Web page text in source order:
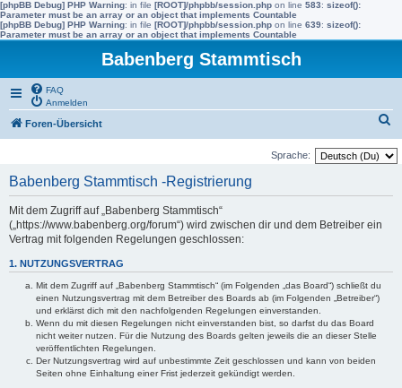
[phpBB Debug] PHP Warning: in file [ROOT]/phpbb/session.php on line 583: sizeof():
Parameter must be an array or an object that implements Countable
[phpBB Debug] PHP Warning: in file [ROOT]/phpbb/session.php on line 639: sizeof():
Parameter must be an array or an object that implements Countable
Babenberg Stammtisch
FAQ
Anmelden
Foren-Übersicht
c
Sprache:
Babenberg Stammtisch -Registrierung
Mit dem Zugriff auf „Babenberg Stammtisch“
(„https://www.babenberg.org/forum“) wird zwischen dir und dem Betreiber ein
Vertrag mit folgenden Regelungen geschlossen:
1. NUTZUNGSVERTRAG
Mit dem Zugriff auf „Babenberg Stammtisch“ (im Folgenden „das Board“) schließt du
einen Nutzungsvertrag mit dem Betreiber des Boards ab (im Folgenden „Betreiber“)
und erklärst dich mit den nachfolgenden Regelungen einverstanden.
Wenn du mit diesen Regelungen nicht einverstanden bist, so darfst du das Board
nicht weiter nutzen. Für die Nutzung des Boards gelten jeweils die an dieser Stelle
veröffentlichten Regelungen.
Der Nutzungsvertrag wird auf unbestimmte Zeit geschlossen und kann von beiden
Seiten ohne Einhaltung einer Frist jederzeit gekündigt werden.